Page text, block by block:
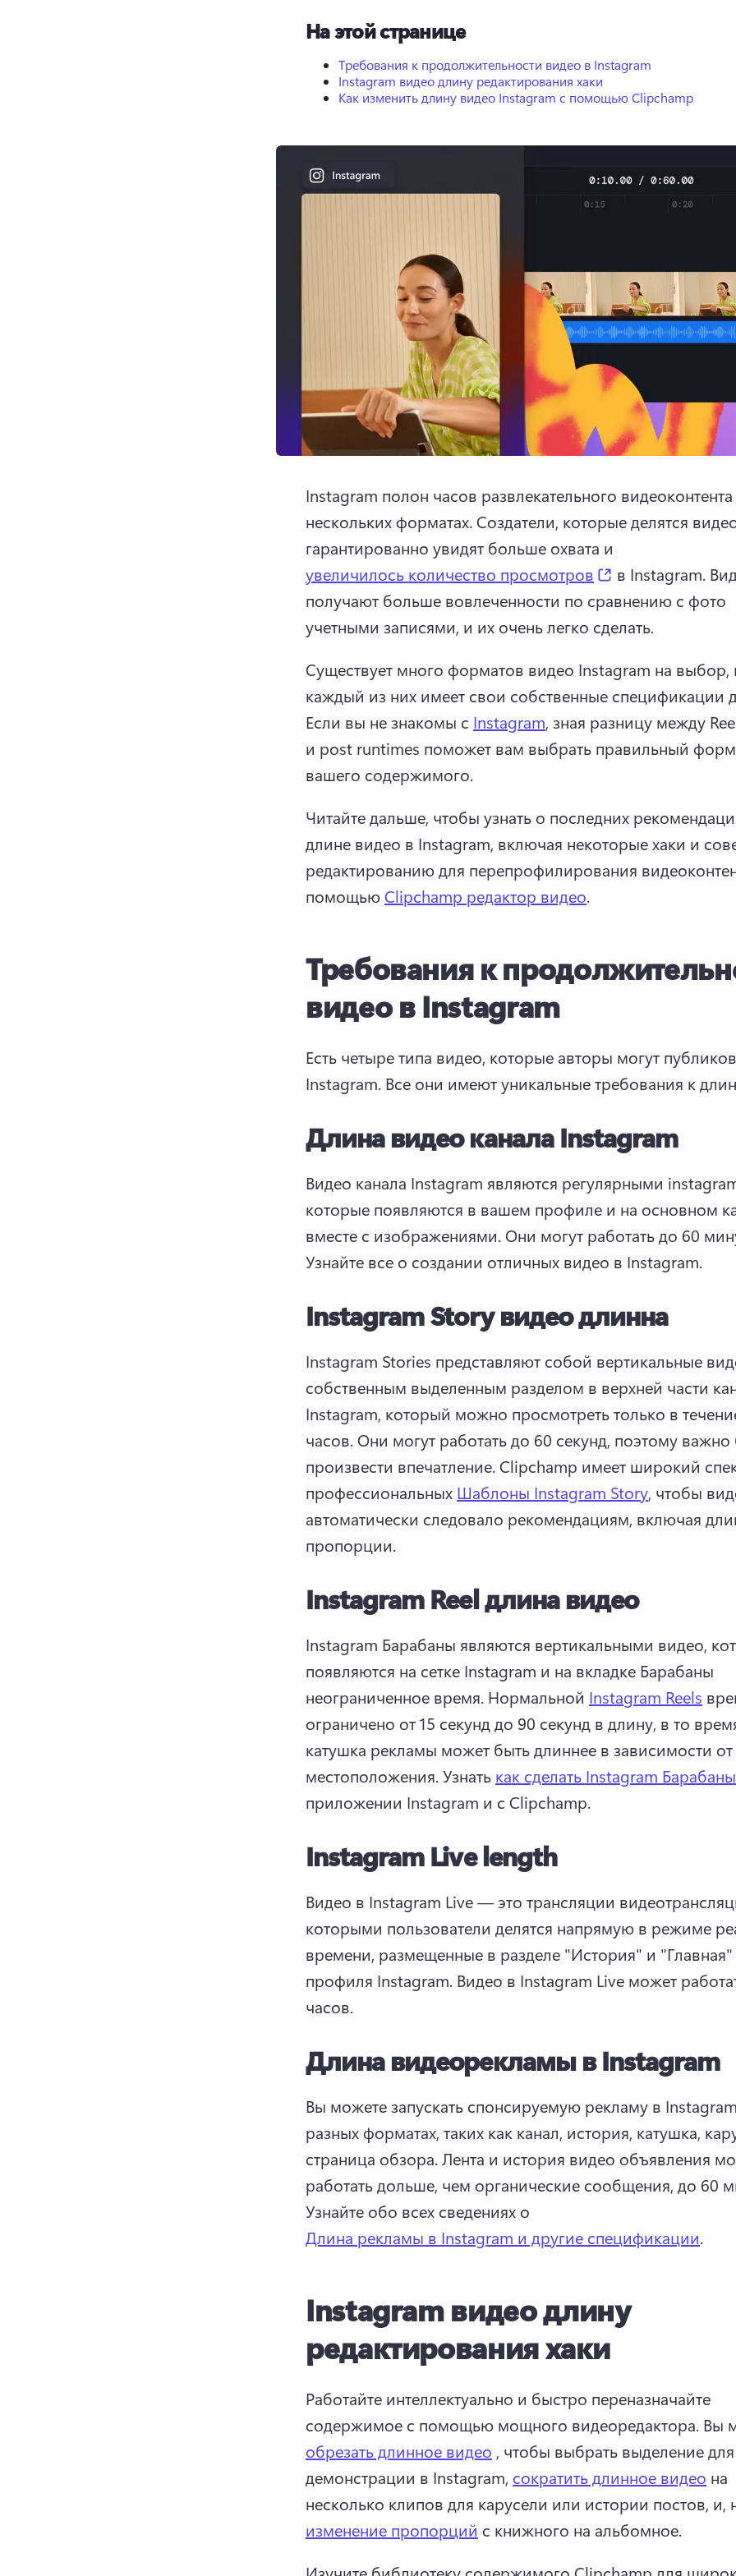
На этой странице
Требования к продолжительности видео в Instagram
Instagram видео длину редактирования хаки
Как изменить длину видео Instagram с помощью Clipchamp
Instagram полон часов развлекательного видеоконтента
нескольких форматах. Создатели, которые делятся
гарантированно увидят больше охвата и
увеличилось количество просмотров
(opens in a new
в Instagram.
получают больше вовлеченности по сравнению с фото
учетными записями, и их очень легко сделать.
Существует много форматов видео Instagram на выбор,
Если вы не знакомы с Instagram, зная разницу между
и post runtimes поможет вам выбрать правильный
вашего содержимого.
Читайте дальше, чтобы узнать о последних
длине видео в Instagram, включая некоторые хаки и
редактированию для перепрофилирования
помощью Clipchamp редактор видео.
Требования к
видео в Instagram
Есть четыре типа видео, которые авторы могут
Instagram.
Длина видео канала Instagram
Видео канала Instagram являются регулярными
которые появляются в вашем профиле и на основном
вместе с изображениями.
Узнайте все о создании отличных видео в Instagram.
Instagram Story видео длинна
Instagram Stories представляют собой вертикальные
собственным выделенным разделом в верхней части
Instagram, который можно просмотреть только в
часов. Они могут работать до 60 секунд, поэтому
произвести впечатление. Clipchamp имеет широкий
профессиональных Шаблоны Instagram Story, чтобы
автоматически следовало рекомендациям, включая
пропорции.
Instagram Reel длина видео
Instagram Барабаны являются вертикальными видео,
появляются на сетке Instagram и на вкладке Барабаны
неограниченное время. Нормальной Instagram Reels
ограничено от 15 секунд до 90 секунд в длину, в то
катушка рекламы может быть длиннее в зависимости
местоположения. Узнать как сделать Instagram Барабаны
приложении Instagram и с Clipchamp.
Instagram Live length
Видео в Instagram Live — это трансляции
которыми пользователи делятся напрямую в режиме
времени, размещенные в разделе "История" и
профиля Instagram. Видео в Instagram Live может
часов.
Длина видеорекламы в Instagram
Вы можете запускать спонсируемую рекламу в
разных форматах, таких как канал, история, катушка,
страница обзора. Лента и история видео объявления
Узнайте обо всех сведениях о
Длина рекламы в Instagram и другие спецификации.
Instagram видео длину
редактирования хаки
Работайте интеллектуально и быстро переназначайте
содержимое с помощью мощного видеоредактора. Вы
обрезать длинное видео , чтобы выбрать выделение для
демонстрации в Instagram, сократить длинное видео на
изменение пропорций с книжного на альбомное.